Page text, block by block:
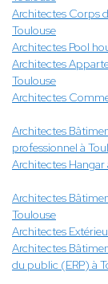
Architectes Corps
Toulouse
Architectes Pool
Architectes
Toulouse
Architectes
Architectes
professionnel à
Architectes Hangar
Architectes
Toulouse
Architectes
Architectes
du public (ERP) à